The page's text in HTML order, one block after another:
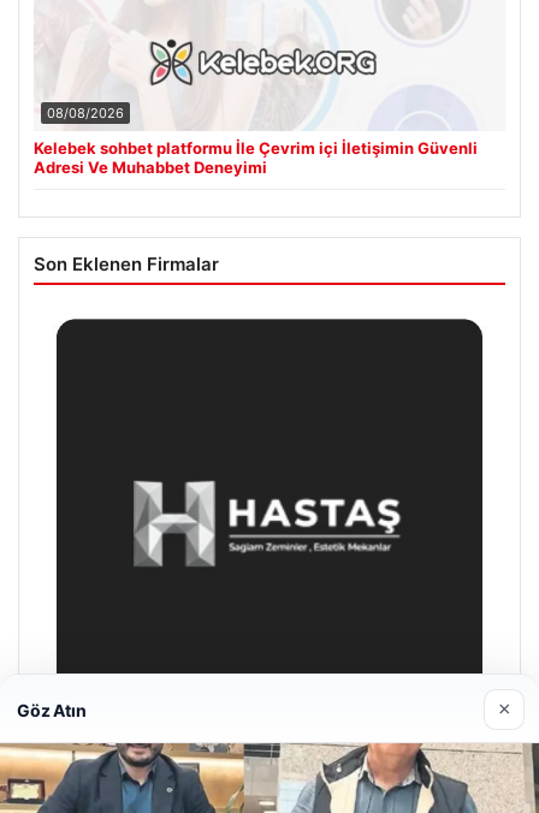
08/08/2026
Kelebek sohbet platformu İle Çevrim içi İletişimin Güvenli
Adresi Ve Muhabbet Deneyimi
Son Eklenen Firmalar
Enes Kaplan Avukatlık Bürosu
Göz Atın ×